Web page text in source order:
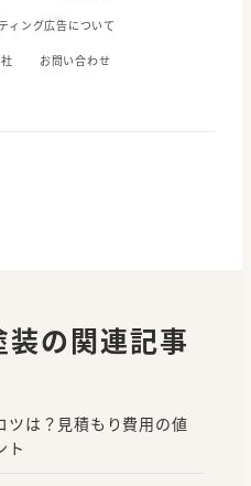
ィング広告について
お問い合わせ
の関連記事
ツは？見積もり費用の値
ト